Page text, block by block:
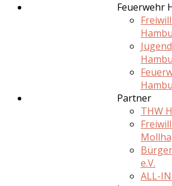
Feuerwehr
Partner
THW
e.V.
ALL-